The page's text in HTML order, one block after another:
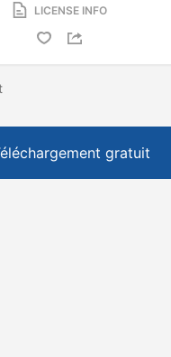
LICENSE INFO
gratuit